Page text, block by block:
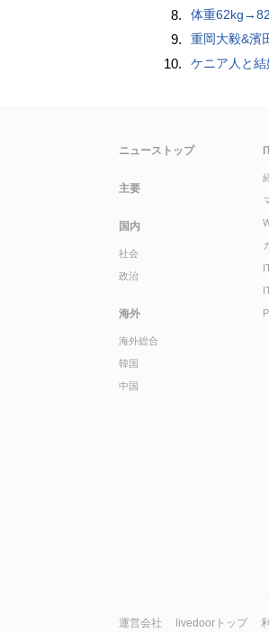
8. 体重
9. 重岡大毅&濱
10. ケニア人と
ニューストップ
主要
国内
社会
政治
海外
海外総合
韓国
中国
運営会社 livedoorトップ